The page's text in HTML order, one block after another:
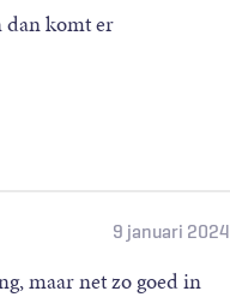
RV, Friberg AF, Albiere
Aspevik R, Ringberg
cancer recurrences
versus
dan komt er
9 januari 2024
maar net zo goed in